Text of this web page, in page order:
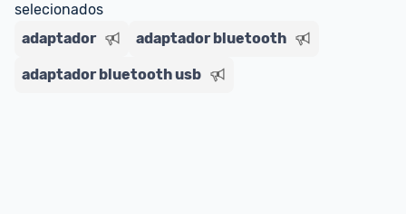
selecionados
adaptador
adaptador bluetooth
adaptador bluetooth usb